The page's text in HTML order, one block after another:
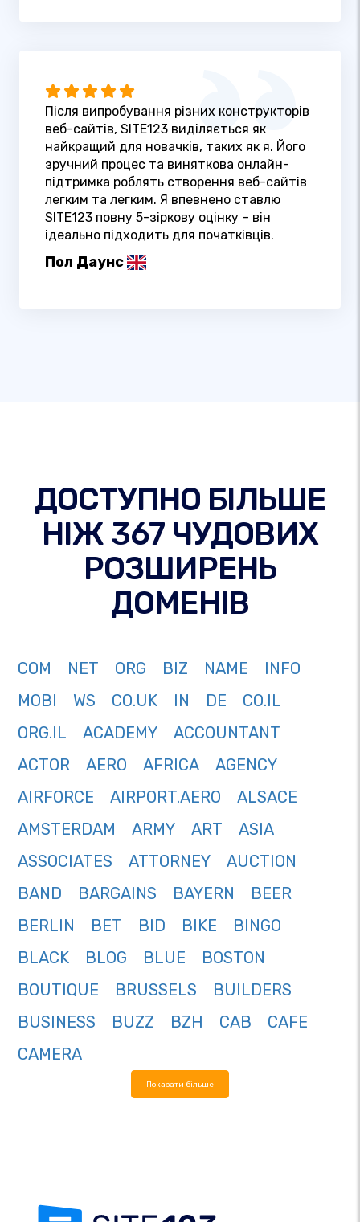
Після випробування різних конструкторів
веб-сайтів, SITE123 виділяється як
найкращий для новачків, таких як я. Його
зручний процес та виняткова онлайн-
підтримка роблять створення веб-сайтів
легким та легким. Я впевнено ставлю
SITE123 повну 5-зіркову оцінку – він
ідеально підходить для початківців.
Пол Даунс
ДОСТУПНО БІЛЬШЕ
НІЖ 367 ЧУДОВИХ
РОЗШИРЕНЬ
ДОМЕНІВ
COM NET ORG BIZ NAME
INFO
MOBI
WS CO.UK IN DE
CO.IL
ORG.IL
ACADEMY
ACCOUNTANT
ACTOR
AERO AFRICA
AGENCY
AIRFORCE
AIRPORT.AERO
ALSACE
AMSTERDAM
ARMY ART
ASIA
ASSOCIATES
ATTORNEY
AUCTION
BAND
BARGAINS BAYERN
BEER
BERLIN
BET BID BIKE
BINGO
BLACK
BLOG BLUE
BOSTON
BOUTIQUE
BRUSSELS
BUILDERS
BUSINESS
BUZZ BZH CAB
CAFE
CAMERA
Показати більше